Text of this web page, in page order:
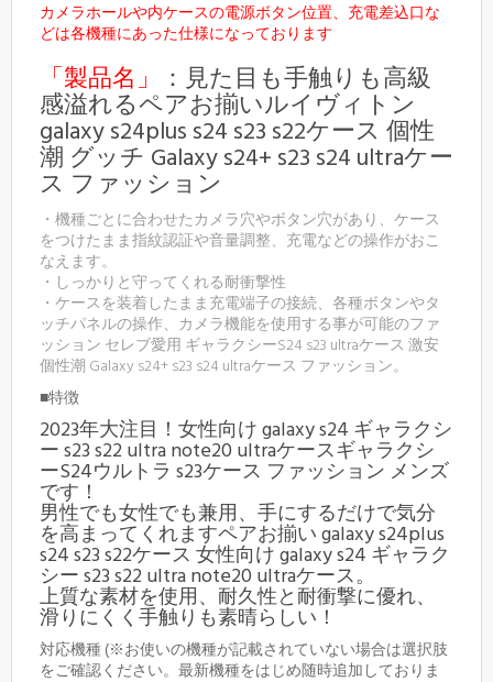
カメラホールや内ケースの電源ボタン位置、充電差込口な
どは各機種にあった仕様になっております
「製品名」 ：見た目も手触りも高級
感溢れるペアお揃いルイヴィトン
galaxy s24plus s24 s23 s22ケース 個性
潮 グッチ Galaxy s24+ s23 s24 ultraケー
ス ファッション
・機種ごとに合わせたカメラ穴やボタン穴があり、ケース
をつけたまま指紋認証や音量調整、充電などの操作がおこ
なえます。
・しっかりと守ってくれる耐衝撃性
・ケースを装着したまま充電端子の接続、各種ボタンやタ
ッチパネルの操作、カメラ機能を使用する事が可能のファ
ッション セレブ愛用 ギャラクシーS24 s23 ultraケース 激安
個性潮 Galaxy s24+ s23 s24 ultraケース ファッション。
■特徴
2023年大注目！女性向け galaxy s24 ギャラクシ
ー s23 s22 ultra note20 ultraケースギャラクシ
ーS24ウルトラ s23ケース ファッション メンズ
です！
男性でも女性でも兼用、手にするだけで気分
を高まってくれますペアお揃い galaxy s24plus
s24 s23 s22ケース 女性向け galaxy s24 ギャラク
シー s23 s22 ultra note20 ultraケース。
上質な素材を使用、耐久性と耐衝撃に優れ、
滑りにくく手触りも素晴らしい！
対応機種 (※お使いの機種が記載されていない場合は選択肢
をご確認ください。最新機種をはじめ随時追加しておりま